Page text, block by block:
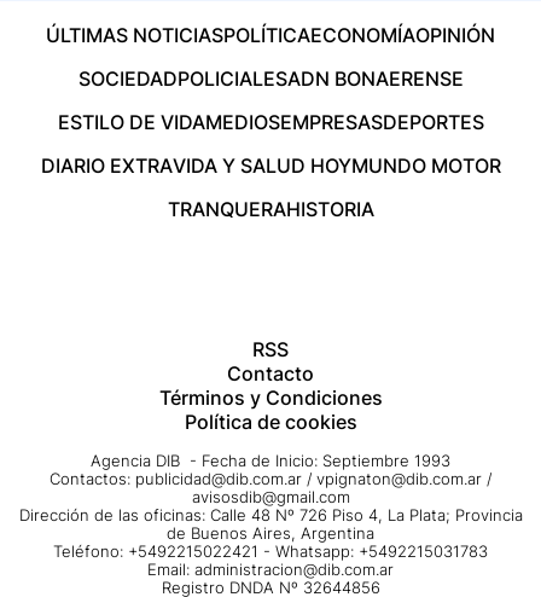
ÚLTIMAS NOTICIASPOLÍTICAECONOMÍAOPINIÓN
SOCIEDADPOLICIALESADN BONAERENSE
ESTILO DE VIDAMEDIOSEMPRESASDEPORTES
DIARIO EXTRAVIDA Y SALUD HOYMUNDO MOTOR
TRANQUERAHISTORIA
RSS
Contacto
Términos y Condiciones
Política de cookies
Agencia DIB - Fecha de Inicio: Septiembre 1993
Contactos: publicidad@dib.com.ar / vpignaton@dib.com.ar /
avisosdib@gmail.com
Dirección de las oficinas: Calle 48 Nº 726 Piso 4, La Plata; Provincia
de Buenos Aires, Argentina
Teléfono: +5492215022421 - Whatsapp: +5492215031783
Email: administracion@dib.com.ar
Registro DNDA Nº 32644856